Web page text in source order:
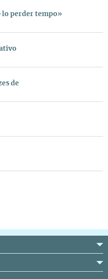
perder tempo»
de